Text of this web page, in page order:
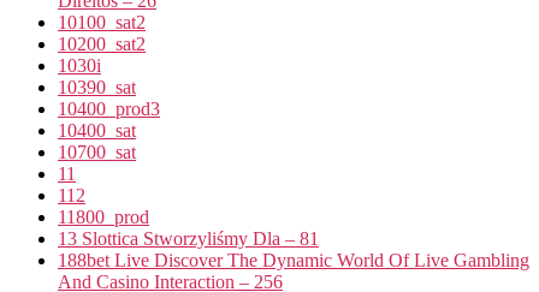
10100_sat2
10200_sat2
1030i
10390_sat
10400_prod3
10400_sat
10700_sat
11
112
11800_prod
13 Slottica Stworzyliśmy Dla – 81
188bet Live Discover The Dynamic World Of Live Gambling
And Casino Interaction – 256